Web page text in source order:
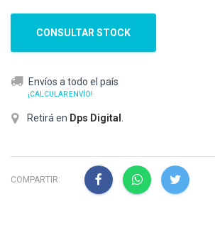
CONSULTAR STOCK
Envíos a todo el país
¡CALCULAR ENVÍO!
Retirá en Dps Digital
COMPARTIR: